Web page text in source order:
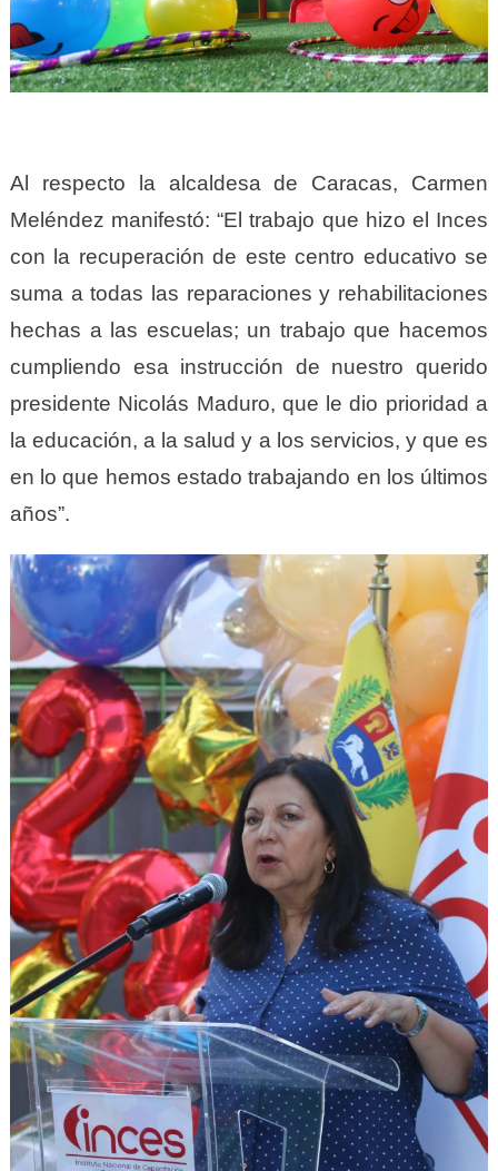
Al respecto la alcaldesa de Caracas, Carmen
Meléndez manifestó: “El trabajo que hizo el Inces
con la recuperación de este centro educativo se
suma a todas las reparaciones y rehabilitaciones
hechas a las escuelas; un trabajo que hacemos
cumpliendo esa instrucción de nuestro querido
presidente Nicolás Maduro, que le dio prioridad a
la educación, a la salud y a los servicios, y que es
en lo que hemos estado trabajando en los últimos
años”.